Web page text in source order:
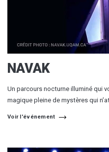
NAVAK
Un parcours nocturne illuminé qui
magique pleine de mystères qui
Voir l'événement